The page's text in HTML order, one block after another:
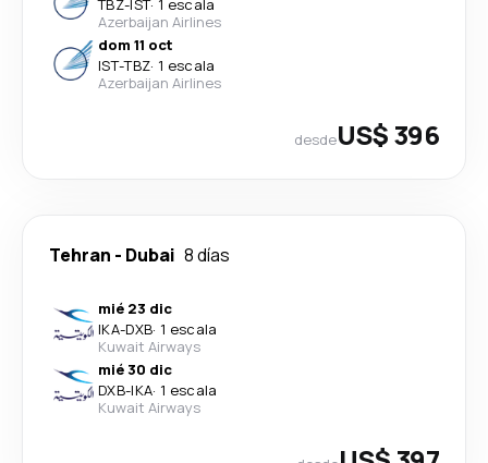
TBZ-IST· 1 escala
Azerbaijan Airlines
dom 11 oct
IST-TBZ· 1 escala
Azerbaijan Airlines
desdeUS$ 396
Tehran - Dubai 8 días
mié 23 dic
IKA-DXB· 1 escala
Kuwait Airways
mié 30 dic
DXB-IKA· 1 escala
Kuwait Airways